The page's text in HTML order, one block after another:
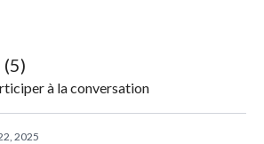
5)
à la conversation
2025